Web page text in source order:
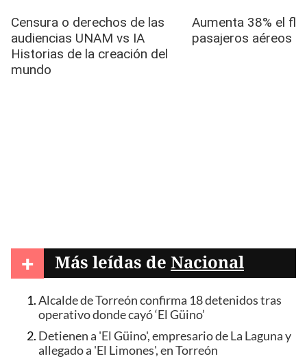
+ Más leídas de Nacional
Alcalde de Torreón confirma 18 detenidos tras
operativo donde cayó ‘El Güino’
Detienen a 'El Güino', empresario de La Laguna y
allegado a 'El Limones', en Torreón